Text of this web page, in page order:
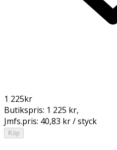
1 225kr
Butikspris: 1 225 kr,
Jmfs.pris: 40,83 kr / styck
Köp